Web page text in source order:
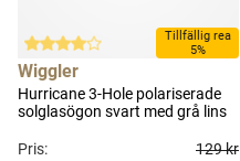
Tillfällig rea
5%
Wiggler
Hurricane 3-Hole polariserade
solglasögon svart med grå lins
Pris: 129 kr